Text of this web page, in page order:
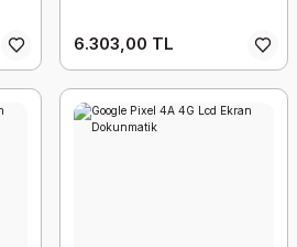
6.303,00 TL